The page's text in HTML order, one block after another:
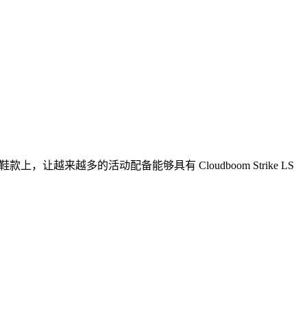
上，让越来越多的活动配备能够具有 Cloudboom Strike LS